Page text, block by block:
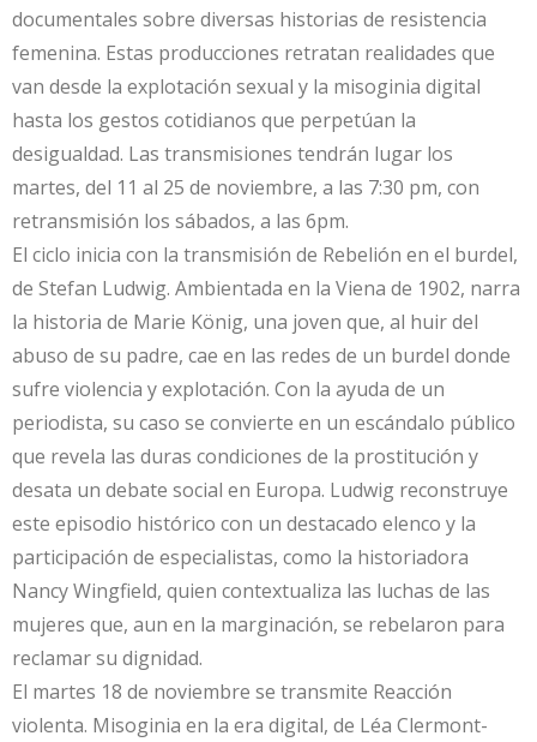
documentales sobre diversas historias de resistencia
femenina. Estas producciones retratan realidades que
van desde la explotación sexual y la misoginia digital
hasta los gestos cotidianos que perpetúan la
desigualdad. Las transmisiones tendrán lugar los
martes, del 11 al 25 de noviembre, a las 7:30 pm, con
retransmisión los sábados, a las 6pm.
El ciclo inicia con la transmisión de Rebelión en el burdel,
de Stefan Ludwig. Ambientada en la Viena de 1902, narra
la historia de Marie König, una joven que, al huir del
abuso de su padre, cae en las redes de un burdel donde
sufre violencia y explotación. Con la ayuda de un
periodista, su caso se convierte en un escándalo público
que revela las duras condiciones de la prostitución y
desata un debate social en Europa. Ludwig reconstruye
este episodio histórico con un destacado elenco y la
participación de especialistas, como la historiadora
Nancy Wingfield, quien contextualiza las luchas de las
mujeres que, aun en la marginación, se rebelaron para
reclamar su dignidad.
El martes 18 de noviembre se transmite Reacción
violenta. Misoginia en la era digital, de Léa Clermont-